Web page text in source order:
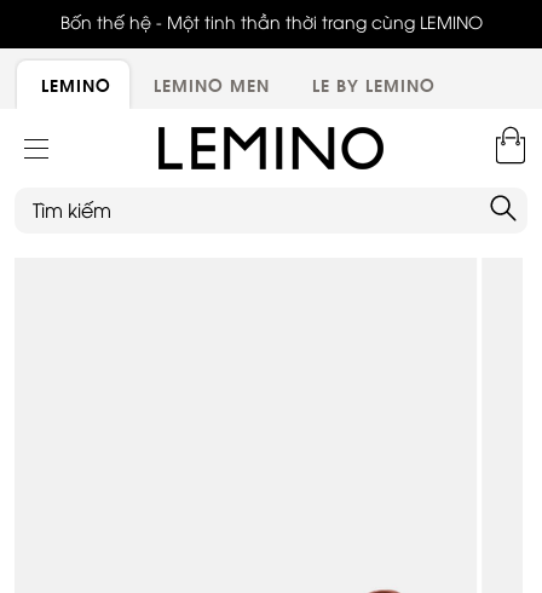
Bốn thế hệ - Một tinh thần thời trang cùng LEMINO
LEMINO LEMINO MEN LE BY LEMINO